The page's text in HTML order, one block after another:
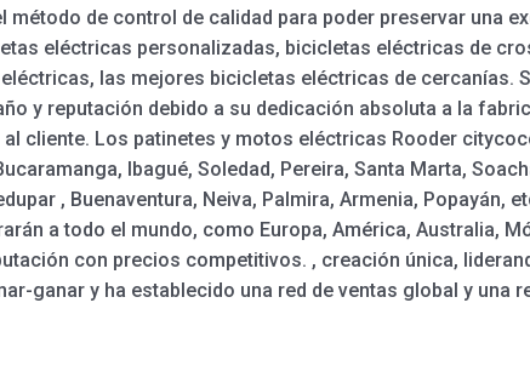
método de control de calidad para poder preservar una
eléctricas personalizadas, bicicletas eléctricas de
las mejores bicicletas eléctricas de cercanías.
y reputación debido a su dedicación absoluta a la
cliente. Los patinetes y motos eléctricas Rooder
Ibagué, Soledad, Pereira, Santa Marta,
, Buenaventura, Neiva, Palmira, Armenia,
a todo el mundo, como Europa, América, Australia,
con precios competitivos. , creación única,
ganar y ha establecido una red de ventas global y una